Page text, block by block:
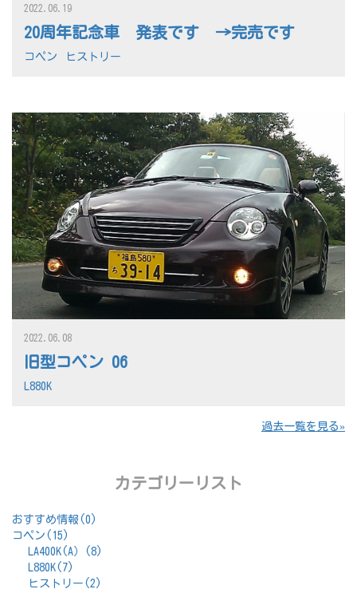
20周年記念車 発表です →完売です
2022.06.19
コペン ヒストリー
旧型コペン 06
2022.06.08
L880K
過去一覧を見る
カテゴリーリスト
おすすめ情報(0)
コペン(15)
LA400K(A）(8)
L880K(7)
ヒストリー(2)